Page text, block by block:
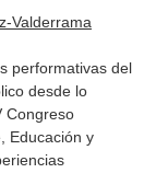
Valderrama
performativas del
desde lo
Congreso
Educación y